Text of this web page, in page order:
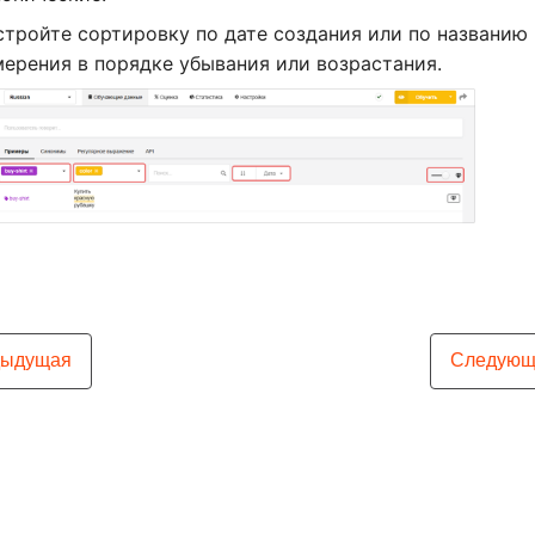
сортировку по дате создания или по названию
в порядке убывания или возрастания.